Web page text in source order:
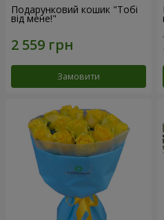
Подарунковий кошик "Тобі
від мене!"
Замовити